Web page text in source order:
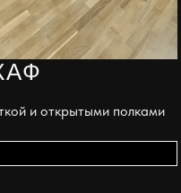
и открытыми полками